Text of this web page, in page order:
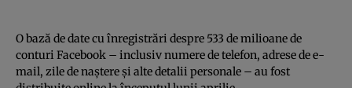
O bază de date cu înregistrări despre 533 de milioane de
conturi Facebook – inclusiv numere de telefon, adrese de e-
mail, zile de naștere și alte detalii personale – au fost